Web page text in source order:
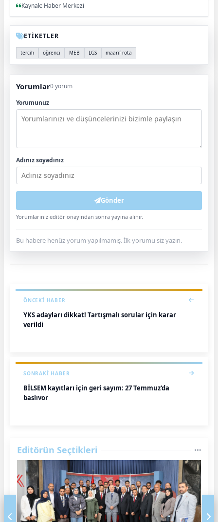
Kaynak: Haber Merkezi
ETİKETLER
tercih öğrenci MEB LGS maarif rota
Yorumlar0 yorum
Yorumunuz
Adınız soyadınız
Gönder
Yorumlarınız editör onayından sonra yayına alınır.
Bu habere henüz yorum yapılmamış. İlk yorumu siz yazın.
ÖNCEKI HABER
YKS adayları dikkat! Tartışmalı sorular için karar
verildi
SONRAKI HABER
BİLSEM kayıtları için geri sayım: 27 Temmuz'da
başlıyor
Editörün Seçtikleri